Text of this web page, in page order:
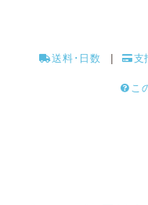
送料･日数 支
こ